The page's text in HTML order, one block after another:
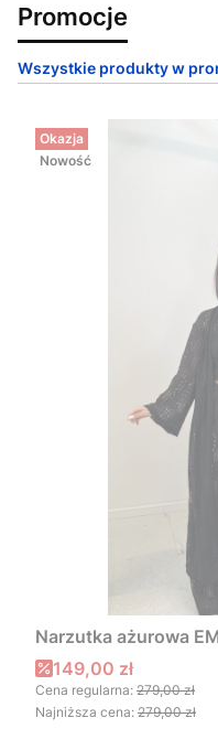
Promocje
Wszystkie produkty w
Okazja
Nowość
Narzutka ażurowa
Cena promocyjna
149,00 zł
Cena regularna: 279,00 zł
Najniższa cena: 279,00 zł